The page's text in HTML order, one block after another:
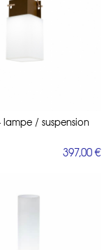
lampe / suspension
397,00 €